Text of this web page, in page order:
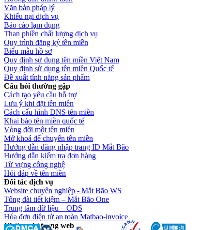
Văn bản pháp lý
Khiếu nại dịch vụ
Báo cáo lạm dụng
Than phiền chất lượng dịch vụ
Quy trình đăng ký tên miền
Biểu mẫu hồ sơ
Quy định sử dụng tên miền Việt Nam
Quy định sử dụng tên miền Quốc tế
Đề xuất tính năng sản phẩm
Câu hỏi thường gặp
Cách tạo yêu cầu hỗ trợ
Lưu ý khi đặt tên miền
Cách cấu hình DNS tên miền
Khai báo tên miền quốc tế
Vòng đời một tên miền
Mở khoá để chuyển tên miền
Hướng dẫn đăng nhập trang ID Mắt Bão
Hướng dẫn kiểm tra đơn hàng
Từ vựng công nghệ
Hỏi đáp về tên miền
Đối tác dịch vụ
Website chuyên nghiệp - Mắt Bão WS
Tổng đài tiết kiệm – Mắt Bão One
Trung tâm dữ liệu – ODS
Hóa đơn điện tử an toàn Matbao-invoice
Chứng chỉ trang web